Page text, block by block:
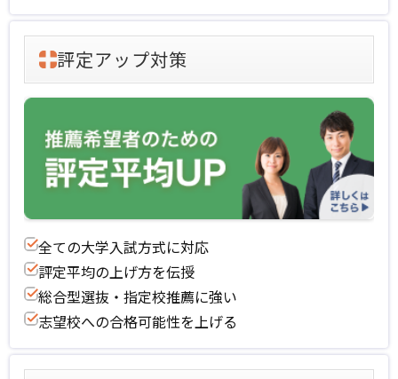
評定アップ対策
全ての大学入試方式に対応
評定平均の上げ方を伝授
総合型選抜・指定校推薦に強い
志望校への合格可能性を上げる